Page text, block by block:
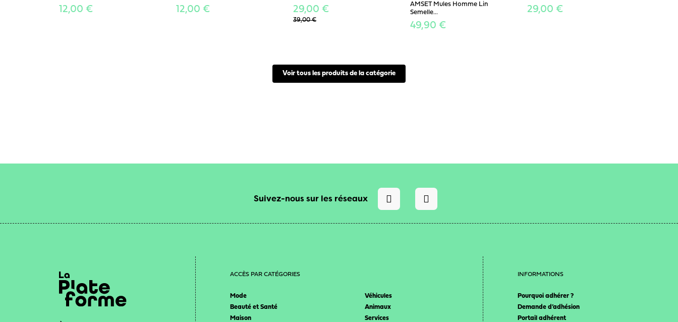
12,00 € 12,00 € 29,00 €
39,00 €
AMSET Mules Homme Lin
Semelle...
49,90 €
29,00 €
Voir tous les produits de la catégorie
Suivez-nous sur les réseaux
ACCÈS PAR CATÉGORIES
Mode
Beauté et Santé
Maison
Véhicules
Animaux
Services
INFORMATIONS
Pourquoi adhérer ?
Demande d’adhésion
Portail adhérent